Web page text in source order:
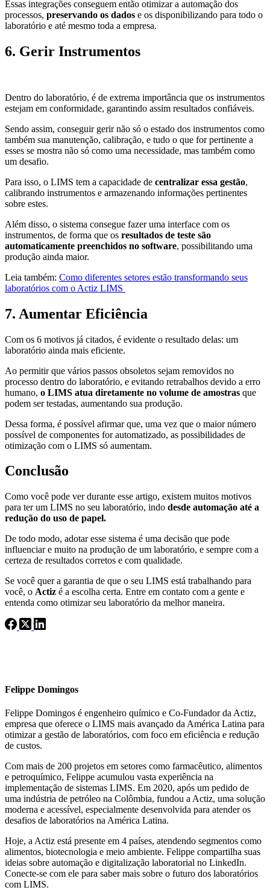
Essas integrações conseguem então otimizar a automação dos
processos, preservando os dados e os disponibilizando para todo o
laboratório e até mesmo toda a empresa.
6. Gerir Instrumentos
Dentro do laboratório, é de extrema importância que os instrumentos
estejam em conformidade, garantindo assim resultados confiáveis.
Sendo assim, conseguir gerir não só o estado dos instrumentos como
também sua manutenção, calibração, e tudo o que for pertinente a
esses se mostra não só como uma necessidade, mas também como
um desafio.
Para isso, o LIMS tem a capacidade de centralizar essa gestão,
calibrando instrumentos e armazenando informações pertinentes
sobre estes.
Além disso, o sistema consegue fazer uma interface com os
instrumentos, de forma que os resultados de teste são
automaticamente preenchidos no software, possibilitando uma
produção ainda maior.
Leia também: Como diferentes setores estão transformando seus
laboratórios com o Actiz LIMS
7. Aumentar Eficiência
Com os 6 motivos já citados, é evidente o resultado delas: um
laboratório ainda mais eficiente.
Ao permitir que vários passos obsoletos sejam removidos no
processo dentro do laboratório, e evitando retrabalhos devido a erro
humano, o LIMS atua diretamente no volume de amostras que
podem ser testadas, aumentando sua produção.
Dessa forma, é possível afirmar que, uma vez que o maior número
possível de componentes for automatizado, as possibilidades de
otimização com o LIMS só aumentam.
Conclusão
Como você pode ver durante esse artigo, existem muitos motivos
para ter um LIMS no seu laboratório, indo desde automação até a
redução do uso de papel.
De todo modo, adotar esse sistema é uma decisão que pode
influenciar e muito na produção de um laboratório, e sempre com a
certeza de resultados corretos e com qualidade.
Se você quer a garantia de que o seu LIMS está trabalhando para
você, o Actiz é a escolha certa. Entre em contato com a gente e
entenda como otimizar seu laboratório da melhor maneira.
Felippe Domingos
Felippe Domingos é engenheiro químico e Co-Fundador da Actiz,
empresa que oferece o LIMS mais avançado da América Latina para
otimizar a gestão de laboratórios, com foco em eficiência e redução
de custos.
Com mais de 200 projetos em setores como farmacêutico, alimentos
e petroquímico, Felippe acumulou vasta experiência na
implementação de sistemas LIMS. Em 2020, após um pedido de
uma indústria de petróleo na Colômbia, fundou a Actiz, uma solução
moderna e acessível, especialmente desenvolvida para atender os
desafios de laboratórios na América Latina.
Hoje, a Actiz está presente em 4 países, atendendo segmentos como
alimentos, biotecnologia e meio ambiente. Felippe compartilha suas
ideias sobre automação e digitalização laboratorial no LinkedIn.
Conecte-se com ele para saber mais sobre o futuro dos laboratórios
com LIMS.